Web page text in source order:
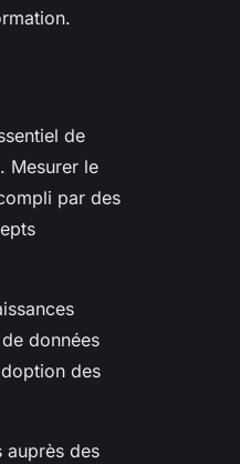
de
. Mesurer le
par des
données
des
auprès des